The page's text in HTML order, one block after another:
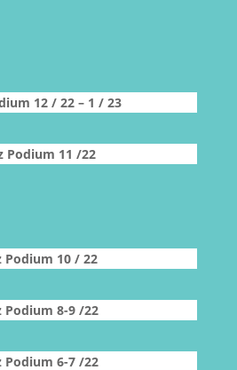
12 / 22 – 1 / 23
Podium 11 /22
Podium 10 / 22
Podium 8-9 /22
Podium 6-7 /22